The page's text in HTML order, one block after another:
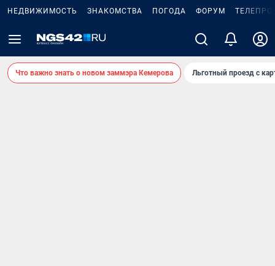
НЕДВИЖИМОСТЬ ЗНАКОМСТВА ПОГОДА ФОРУМ
Что важно знать о новом заммэра Кемерова Льготный проезд с